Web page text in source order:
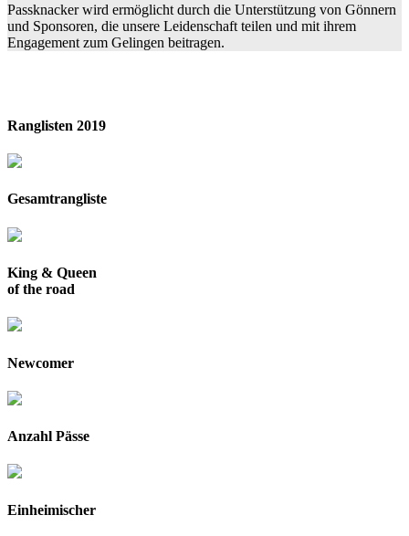
Passknacker wird ermöglicht durch die Unterstützung von Gönnern
und Sponsoren, die unsere Leidenschaft teilen und mit ihrem
Engagement zum Gelingen beitragen.
Ranglisten 2019
Gesamtrangliste
King & Queen
of the road
Newcomer
Anzahl Pässe
Einheimischer